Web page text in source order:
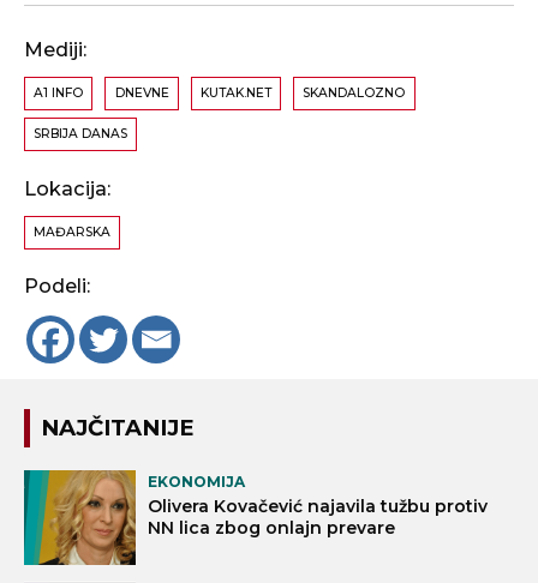
Mediji:
A1 INFO DNEVNE KUTAK.NET SKANDALOZNO
SRBIJA DANAS
Lokacija:
MAĐARSKA
Podeli:
NAJČITANIJE
EKONOMIJA
Olivera Kovačević najavila tužbu protiv
NN lica zbog onlajn prevare